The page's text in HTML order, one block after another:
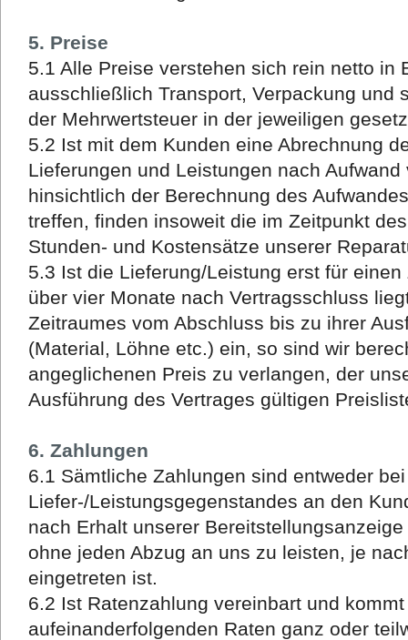
5. Preise
5.1 Alle Preise verstehen sich rein netto in
ausschließlich Transport, Verpackung und
der Mehrwertsteuer in der jeweiligen
5.2 Ist mit dem Kunden eine Abrechnung
Lieferungen und Leistungen nach
hinsichtlich der Berechnung des
treffen, finden insoweit die im Zeitpunkt
Stunden- und Kostensätze unserer
5.3 Ist die Lieferung/Leistung erst für
über vier Monate nach Vertragsschluss
Zeitraumes vom Abschluss bis zu ihrer
(Material, Löhne etc.) ein, so sind wir
angeglichenen Preis zu verlangen, der
Ausführung des Vertrages gültigen
6. Zahlungen
6.1 Sämtliche Zahlungen sind entweder
Liefer-/Leistungsgegenstandes an den
nach Erhalt unserer
ohne jeden Abzug an uns zu leisten, je
eingetreten ist.
6.2 Ist Ratenzahlung vereinbart und
aufeinanderfolgenden Raten ganz oder